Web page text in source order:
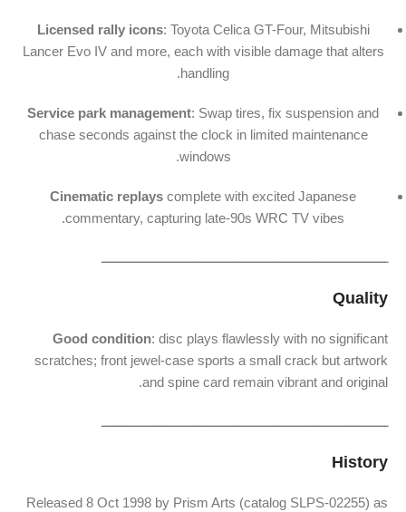
Licensed rally icons: Toyota Celica GT-Four, Mitsubishi
Lancer Evo IV and more, each with visible damage that alters
handling.
Service park management: Swap tires, fix suspension and
chase seconds against the clock in limited maintenance
windows.
Cinematic replays complete with excited Japanese
commentary, capturing late-90s WRC TV vibes.
ـــــــــــــــــــــــــــــــــــــــــــــــــــــــــــــــــــــــــــــــ
Quality
Good condition: disc plays flawlessly with no significant
scratches; front jewel-case sports a small crack but artwork
and spine card remain vibrant and original.
ـــــــــــــــــــــــــــــــــــــــــــــــــــــــــــــــــــــــــــــــ
History
Released 8 Oct 1998 by Prism Arts (catalog SLPS-02255) as